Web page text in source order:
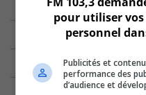
pour utiliser vos
personnel
Publicités et
performance des
d’audience et